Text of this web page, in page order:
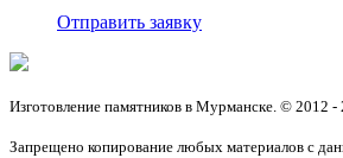
Отправить заявку
Изготовление памятников в Мурманске. © 2012 -
Запрещено копирование любых материалов с